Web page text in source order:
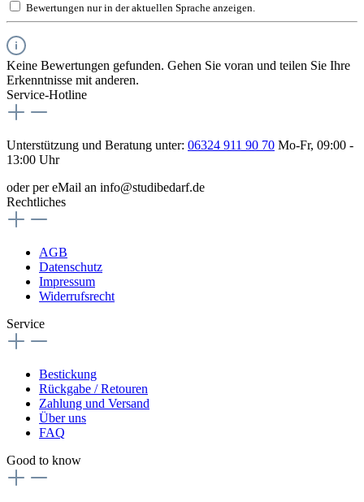
Bewertungen nur in der aktuellen Sprache anzeigen.
Keine Bewertungen gefunden. Gehen Sie voran und teilen Sie Ihre
Erkenntnisse mit anderen.
Service-Hotline
Unterstützung und Beratung unter: 06324 911 90 70 Mo-Fr, 09:00 -
13:00 Uhr
oder per eMail an info@studibedarf.de
Rechtliches
AGB
Datenschutz
Impressum
Widerrufsrecht
Service
Bestickung
Rückgabe / Retouren
Zahlung und Versand
Über uns
FAQ
Good to know